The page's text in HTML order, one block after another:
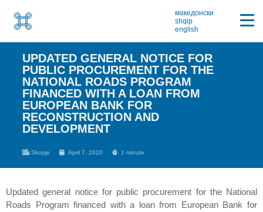
македонски
shqip
english
UPDATED GENERAL NOTICE FOR
PUBLIC PROCUREMENT FOR THE
NATIONAL ROADS PROGRAM
FINANCED WITH A LOAN FROM
EUROPEAN BANK FOR
RECONSTRUCTION AND
DEVELOPMENT
Skopje April 7, 2020 1 minute
Updated general notice for public procurement for the National
Roads Program financed with a loan from European Bank for